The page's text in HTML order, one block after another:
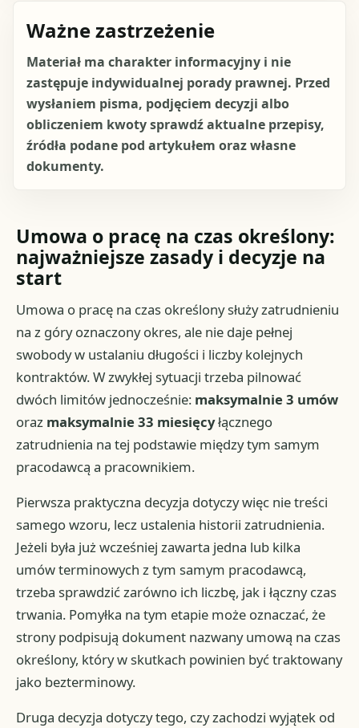
Ważne zastrzeżenie
Materiał ma charakter informacyjny i nie
zastępuje indywidualnej porady prawnej. Przed
wysłaniem pisma, podjęciem decyzji albo
obliczeniem kwoty sprawdź aktualne przepisy,
źródła podane pod artykułem oraz własne
dokumenty.
Umowa o pracę na czas określony:
najważniejsze zasady i decyzje na
start
Umowa o pracę na czas określony służy zatrudnieniu
na z góry oznaczony okres, ale nie daje pełnej
swobody w ustalaniu długości i liczby kolejnych
kontraktów. W zwykłej sytuacji trzeba pilnować
dwóch limitów jednocześnie: maksymalnie 3 umów
oraz maksymalnie 33 miesięcyłącznego
zatrudnienia na tej podstawie między tym samym
pracodawcą a pracownikiem.
Pierwsza praktyczna decyzja dotyczy więc nie treści
samego wzoru, lecz ustalenia historii zatrudnienia.
Jeżeli była już wcześniej zawarta jedna lub kilka
umów terminowych z tym samym pracodawcą,
trzeba sprawdzić zarówno ich liczbę, jak i łączny czas
trwania. Pomyłka na tym etapie może oznaczać, że
strony podpisują dokument nazwany umową na czas
określony, który w skutkach powinien być traktowany
jako bezterminowy.
Druga decyzja dotyczy tego, czy zachodzi wyjątek od